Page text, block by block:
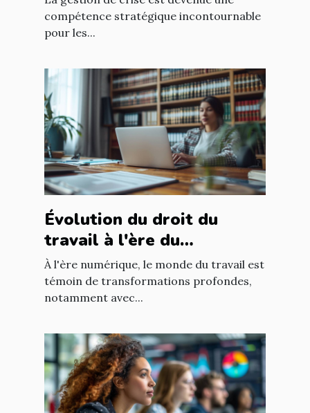
compétence stratégique incontournable
pour les...
Évolution du droit du
travail à l'ère du
télétravail : enjeux et
adaptations
À l'ère numérique, le monde du travail est
témoin de transformations profondes,
notamment avec...